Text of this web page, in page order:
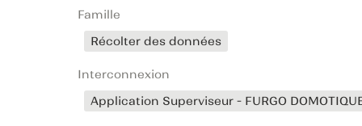
Famille
Récolter des données
Interconnexion
Application Superviseur - FURGO